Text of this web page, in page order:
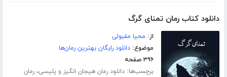
دانلود کتاب رمان تمنای گرگ
از: محیا مقبولی
موضوع:دانلود رایگان بهترین رمان‌ها
۳۹۶ صفحه
برچسب‌ها:دانلود رمان هیجان انگیز و پلیسی،رمان